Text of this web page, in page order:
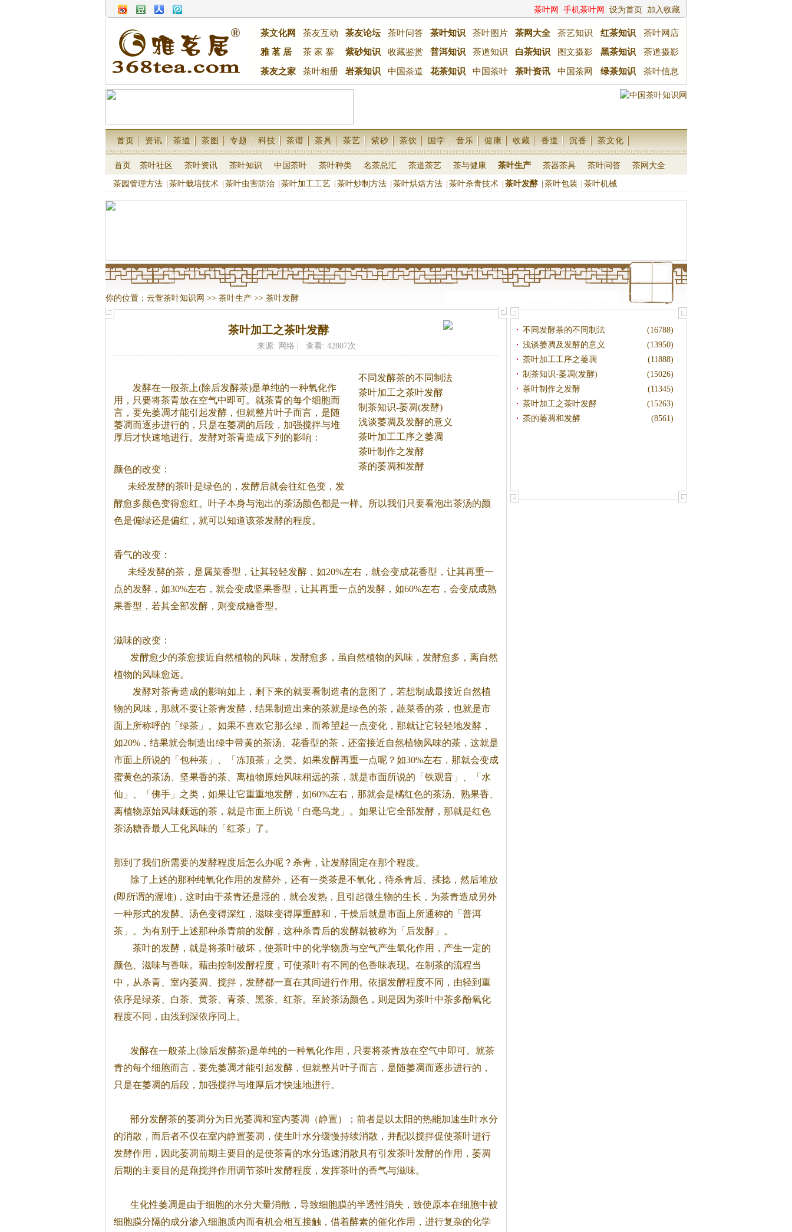
茶叶网 手机茶叶网 设为首页 加入收藏
茶文化网 茶友互动 茶友论坛 茶叶问答 茶叶知识 茶叶图片 茶网大全 茶艺知识 红茶知识
茶叶网店
雅 茗 居
茶 家 寨 紫砂知识 收藏鉴赏 普洱知识 茶道知识 白茶知识 图文摄影 黑茶知识 茶道摄影
茶友之家 茶叶相册 岩茶知识 中国茶道 花茶知识 中国茶叶 茶叶资讯 中国茶网 绿茶知识 茶叶信息
首页 资讯 茶道 茶图 专题 科技 茶谱 茶具 茶艺 紫砂 茶饮 国学 音乐 健康 收藏 香道 沉香 茶文化
首页 茶叶社区 茶叶资讯 茶叶知识 中国茶叶 茶叶种类 名茶总汇 茶道茶艺 茶与健康 茶叶生产 茶器茶具 茶叶问答 茶网大全
茶园管理方法 茶叶栽培技术 茶叶虫害防治 茶叶加工工艺 茶叶炒制方法 茶叶烘焙方法 茶叶杀青技术 茶叶发酵 茶叶包装 茶叶机械
你的位置： 云萱茶叶知识网 >> 茶叶生产>> 茶叶发酵
茶叶加工之茶叶发酵
来源: 网络 | 查看: 42807次
不同发酵茶的不同制法
茶叶加工之茶叶发酵
制茶知识-萎凋(发酵)
浅谈萎凋及发酵的意义
茶叶加工工序之萎凋
茶叶制作之发酵
茶的萎凋和发酵
发酵在一般茶上(除后发酵茶)是单纯的一种氧化作
用，只要将茶青放在空气中即可。 就茶青的每个细胞而
言，要先萎凋才能引起发酵，但就整片叶子而言，是随
萎凋而逐步进行的，只是在萎凋的后段，加强搅拌与堆
厚后才快速地进行。发酵对茶青造成下列的影响：
颜色的改变：
未经发酵的茶叶是绿色的，发酵后就会往红色变，发
酵愈多颜色变得愈红。叶子本身与泡出的茶汤颜色都是一样。所以我们只要看泡出茶汤的颜
色是偏绿还是偏红，就可以知道该茶发酵的程度。
香气的改变：
未经发酵的茶，是属菜香型，让其轻轻发酵，如20%左右，就会变成花香型，让其再重一
点的发酵，如30%左右，就会变成坚果香型，让其再重一点的发酵，如60%左右，会变成成熟
果香型，若其全部发酵，则变成糖香型。
滋味的改变：
发酵愈少的茶愈接近自然植物的风味，发酵愈多，虽自然植物的风味，发酵愈多，离自然
植物的风味愈远。
发酵对茶青造成的影响如上，剩下来的就要看制造者的意图了，若想制成最接近自然植
物的风味，那就不要让茶青发酵，结果制造出来的茶就是绿色的茶，蔬菜香的茶，也就是市
面上所称呼的「绿茶」。如果不喜欢它那么绿，而希望起一点变化，那就让它轻轻地发酵，
如20%，结果就会制造出绿中带黄的茶汤、花香型的茶，还蛮接近自然植物风味的茶，这就是
市面上所说的「包种茶」、「冻顶茶」之类。如果发酵再重一点呢？如30%左右，那就会变成
蜜黄色的茶汤、坚果香的茶、离植物原始风味稍远的茶，就是市面所说的「铁观音」、「水
仙」、「佛手」之类，如果让它重重地发酵，如60%左右，那就会是橘红色的茶汤、熟果香、
离植物原始风味颇远的茶，就是市面上所说「白毫乌龙」。如果让它全部发酵，那就是红色
茶汤糖香最人工化风味的「红茶」了。
那到了我们所需要的发酵程度后怎么办呢？杀青，让发酵固定在那个程度。
除了上述的那种纯氧化作用的发酵外，还有一类茶是不氧化，待杀青后、揉捻，然后堆放
(即所谓的渥堆)，这时由于茶青还是湿的，就会发热，且引起微生物的生长，为茶青造成另外
一种形式的发酵。汤色变得深红，滋味变得厚重醇和，干燥后就是市面上所通称的「普洱
茶」。为有别于上述那种杀青前的发酵，这种杀青后的发酵就被称为「后发酵」。
茶叶的发酵，就是将茶叶破坏，使茶叶中的化学物质与空气产生氧化作用，产生一定的
颜色、滋味与香味。藉由控制发酵程度，可使茶叶有不同的色香味表现。在制茶的流程当
中，从杀青、室内萎凋、搅拌，发酵都一直在其间进行作用。依据发酵程度不同，由轻到重
依序是绿茶、白茶、黄茶、青茶、黑茶、红茶。至於茶汤颜色，则是因为茶叶中茶多酚氧化
程度不同，由浅到深依序同上。
发酵在一般茶上(除后发酵茶)是单纯的一种氧化作用，只要将茶青放在空气中即可。就茶
青的每个细胞而言，要先萎凋才能引起发酵，但就整片叶子而言，是随萎凋而逐步进行的，
只是在萎凋的后段，加强搅拌与堆厚后才快速地进行。
部分发酵茶的萎凋分为日光萎凋和室内萎凋（静置）；前者是以太阳的热能加速生叶水分
的消散，而后者不仅在室内静置萎凋，使生叶水分缓慢持续消散，并配以搅拌促使茶叶进行
发酵作用，因此萎凋前期主要目的是使茶青的水分迅速消散具有引发茶叶发酵的作用，萎凋
后期的主要目的是藉搅拌作用调节茶叶发酵程度，发挥茶叶的香气与滋味。
生化性萎凋是由于细胞的水分大量消散，导致细胞膜的半透性消失，致使原本在细胞中被
细胞膜分隔的成分渗入细胞质内而有机会相互接触，借着酵素的催化作用，进行复杂的化学
(16788)
不同发酵茶的不同制法
(13950)
浅谈萎凋及发酵的意义
(11888)
茶叶加工工序之萎凋
(15026)
制茶知识-萎凋(发酵)
(11345)
茶叶制作之发酵
(15263)
茶叶加工之茶叶发酵
(8561)
茶的萎凋和发酵